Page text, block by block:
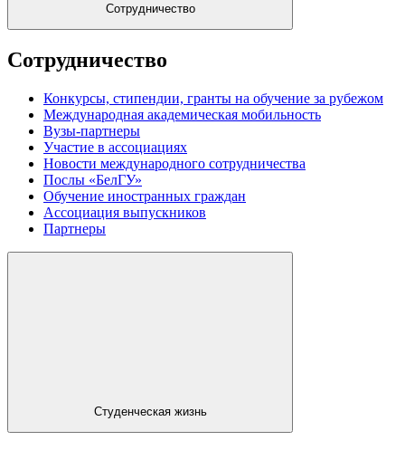
Сотрудничество
Сотрудничество
Конкурсы, стипендии, гранты на обучение за рубежом
Международная академическая мобильность
Вузы-партнеры
Участие в ассоциациях
Новости международного сотрудничества
Послы «БелГУ»
Обучение иностранных граждан
Ассоциация выпускников
Партнеры
Студенческая жизнь